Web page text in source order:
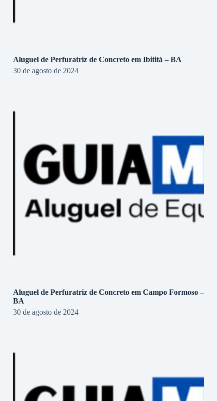
Aluguel de Perfuratriz de Concreto em Ibititá – BA
30 de agosto de 2024
Aluguel de Perfuratriz de Concreto em Campo Formoso –
BA
30 de agosto de 2024